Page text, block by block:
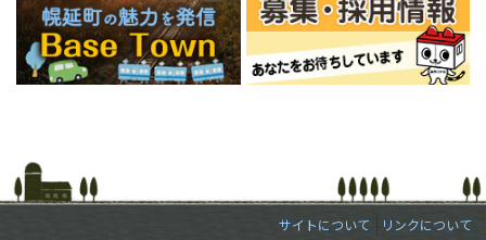
サイトについて リンクについて